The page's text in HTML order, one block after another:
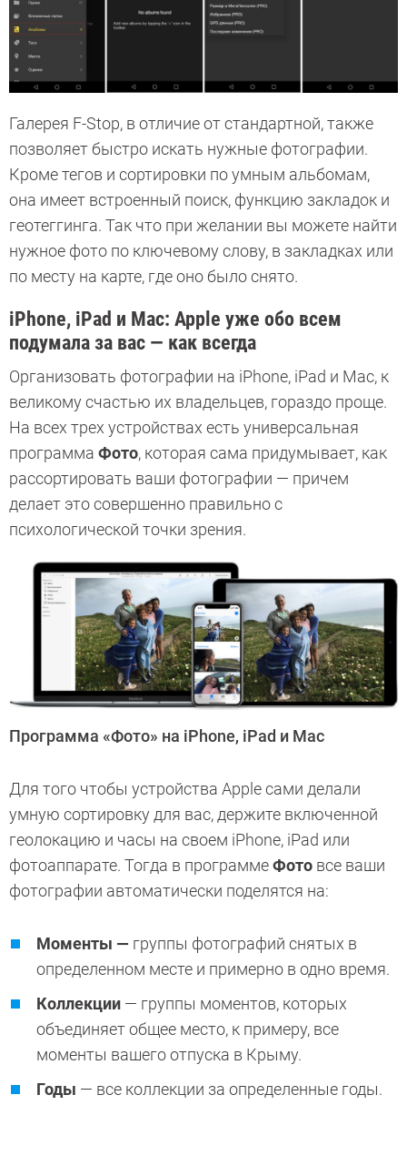
Галерея F-Stop, в отличие от стандартной, также
позволяет быстро искать нужные фотографии.
Кроме тегов и сортировки по умным альбомам,
она имеет встроенный поиск, функцию закладок и
геотеггинга. Так что при желании вы можете найти
нужное фото по ключевому слову, в закладках или
по месту на карте, где оно было снято.
iPhone, iPad и Mac: Apple уже обо всем
подумала за вас — как всегда
Организовать фотографии на iPhone, iPad и Mac, к
великому счастью их владельцев, гораздо проще.
На всех трех устройствах есть универсальная
программа Фото, которая сама придумывает, как
рассортировать ваши фотографии — причем
делает это совершенно правильно с
психологической точки зрения.
Программа «Фото» на iPhone, iPad и Mac
Для того чтобы устройства Apple сами делали
умную сортировку для вас, держите включенной
геолокацию и часы на своем iPhone, iPad или
фотоаппарате. Тогда в программеФото все ваши
фотографии автоматически поделятся на:
Моменты — группы фотографий снятых в
определенном месте и примерно в одно время.
Коллекции — группы моментов, которых
объединяет общее место, к примеру, все
моменты вашего отпуска в Крыму.
Годы — все коллекции за определенные годы.